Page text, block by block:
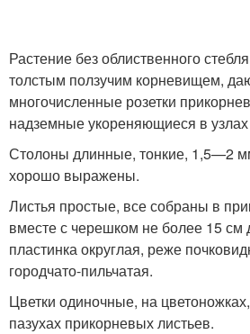
Растение без облиственного
толстым ползучим корневищем,
многочисленные розетки
надземные укореняющиеся в
Столоны длинные, тонкие, 1,5—2
хорошо выражены.
Листья простые, все собраны в
вместе с черешком не более 15 см
пластинка округлая, реже
городчато-пильчатая.
Цветки одиночные, на
пазухах прикорневых листьев.